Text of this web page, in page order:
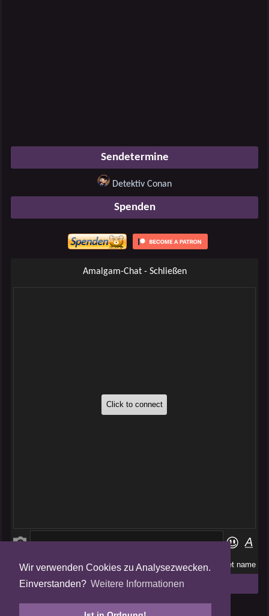
Wir verwenden Cookies zu Analysezwecken.
Einverstanden? Weitere Informationen
Sendetermine
Detektiv Conan
Spenden
Amalgam-Chat - Schließen
Folge uns auf
Tweets by AmalgamFansubs